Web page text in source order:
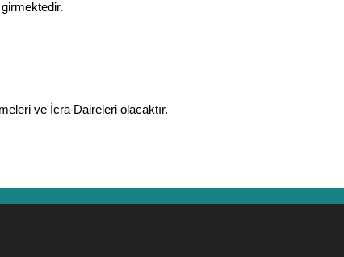
ve İcra Daireleri olacaktır.